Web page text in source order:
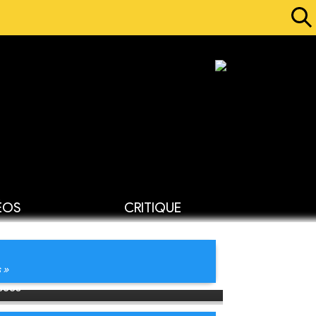
CRITIQUE
»